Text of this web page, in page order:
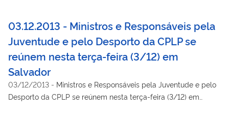
03.12.2013 - Ministros e Responsáveis pela
Juventude e pelo Desporto da CPLP se
reúnem nesta terça-feira (3/12) em
Salvador
03/12/2013 - Ministros e Responsáveis pela Juventude e pelo
Desporto da CPLP se reúnem nesta terça-feira (3/12) em